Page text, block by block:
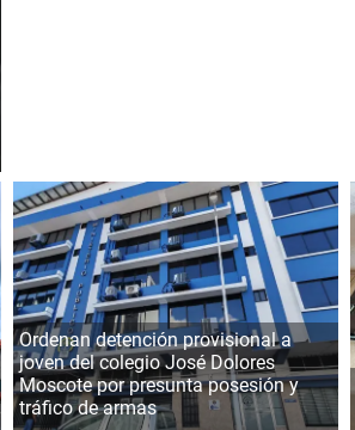
Ordenan detención provisional a
joven del colegio José Dolores
Moscote por presunta posesión y
tráfico de armas